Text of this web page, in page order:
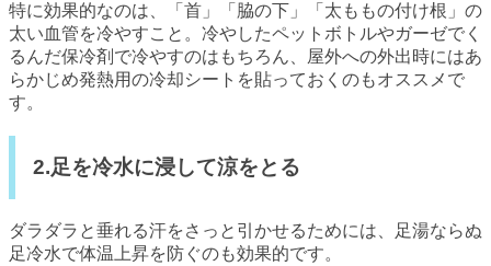
特に効果的なのは、「首」「脇の下」「太ももの付け根」の
太い血管を冷やすこと。冷やしたペットボトルやガーゼでく
るんだ保冷剤で冷やすのはもちろん、屋外への外出時にはあ
らかじめ発熱用の冷却シートを貼っておくのもオススメで
す。
2.足を冷水に浸して涼をとる
ダラダラと垂れる汗をさっと引かせるためには、足湯ならぬ
足冷水で体温上昇を防ぐのも効果的です。